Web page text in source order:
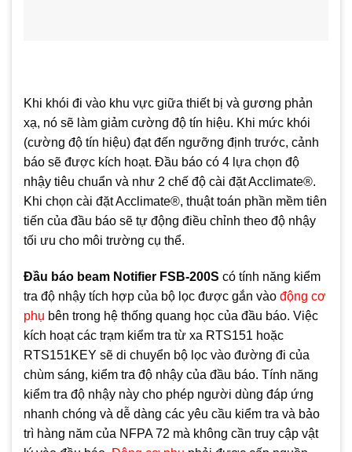
Khi khói đi vào khu vực giữa thiết bị và gương phản
xạ, nó sẽ làm giảm cường độ tín hiệu. Khi mức khói
(cường độ tín hiệu) đạt đến ngưỡng định trước, cảnh
báo sẽ được kích hoạt. Đầu báo có 4 lựa chọn độ
nhậy tiêu chuẩn và như 2 chế độ cài đặt Acclimate®.
Khi chọn cài đặt Acclimate®, thuật toán phần mềm tiên
tiến của đầu báo sẽ tự động điều chỉnh theo độ nhậy
tối ưu cho môi trường cụ thể.
Đầu báo beam Notifier ​FSB-200S có tính năng kiểm
tra độ nhậy tích hợp của bộ lọc được gắn vào động cơ
phụ bên trong hệ thống quang học của đầu báo. Việc
kích hoạt các trạm kiểm tra từ xa RTS151 hoặc
RTS151KEY sẽ di chuyển bộ lọc vào đường đi của
chùm sáng, kiểm tra độ nhậy của đầu báo. Tính năng
kiểm tra độ nhậy này cho phép người dùng đáp ứng
nhanh chóng và dễ dàng các yêu cầu kiểm tra và bảo
trì hàng năm của NFPA 72 mà không cần truy cập vật